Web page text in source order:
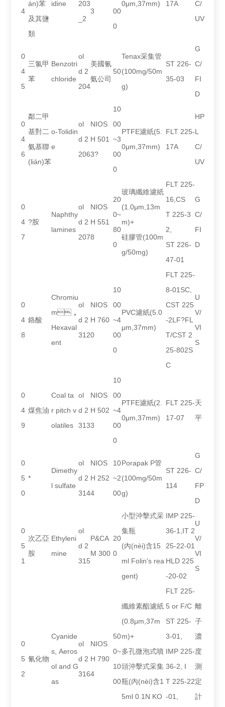
4
án)苯
及其鹽
類
idine
203
_2
3
00
0
0μm,37mm) 17A
C/
UV
0
4
5
三氯甲
苯
Benzotri
chloride
ol
d 2
204
美國氰
氨公司
50
Tenax采集管
(100mg/50m
g)
ST 226-
35-03
G
C/
FI
D
0
4
6
鄰二甲
基對二
氨基聯
(lián)苯
o-Tolidin
e
ol
d 2
206
NIOS
H 501
3?
10
00
~3
00
0
PTFE濾紙(5.
0μm,37mm)
FLT 225-
17A
HP
L
C/
UV
0
4
7
?胺
Naphthy
lamines
ol
d 2
207
NIOS
H 551
8
20
0~
80
0
玻璃纖維濾紙
(1.0μm,13m
m)+
硅膠管(100m
g/50mg)
FLT 225-
16,CS
T 225-3
2,
ST 226-
47-01
G
C/
FI
D
0
4
8
鉻酸
Chromiu
m，
Hexaval
ent
ol
d 2
312
NIOS
H 760
0
10
00
~4
00
0
PVC濾紙(5.0
μm,37mm)
FLT 225-
8-01SC,
CST 225
-2LF?FL
T/CST 2
25-802S
C
U
V/
VI
S
0
4
9
煤焦油
Coal ta
r pitch v
olatiles
ol
d 2
313
NIOS
H 502
3
10
00
~4
00
0
PTFE濾紙(2.
0μm,37mm)
FLT 225-
17-07
天
平
0
5
0
*
Dimethy
l sulfate
ol
d 2
314
NIOS
H 252
4
10
~2
00
Porapak P管
(100mg/50m
g)
ST 226-
114
G
C/
FP
D
0
5
1
次乙亞
胺
Ethyleni
mine
ol
d 2
315
P&CA
M 300
20
0
小型沖擊式采
集瓶
(內(nèi)含15
ml Folin's rea
gent)
IMP 225-
36-1,IT 2
25-22-01
HLD 225
-20-02
U
V/
VI
S
0
5
2
氰化物
Cyanide
s, Aeros
ol and G
as
ol
d 2
316
NIOS
H 790
4
50
0~
10
00
纖維素酯濾紙
(0.8μm,37m
m)+
多孔微泡式噴
頭沖擊式采集
瓶(內(nèi)含1
5ml 0.1N KO
FLT 225-
5 or F/C
ST 225-
3-01,
IMP 225-
36-2, I
T 225-22
-01,
離
子
濃
度
測
定
計